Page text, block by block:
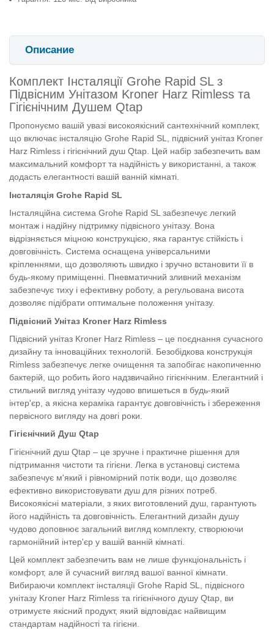
Описание
Комплект Інсталяції Grohe Rapid SL з
Підвісним Унітазом Kroner Harz Rimless та
Гігієнічним Душем Qtap
Пропонуємо вашій увазі високоякісний сантехнічний комплект,
що включає інсталяцію Grohe Rapid SL, підвісний унітаз Kroner
Harz Rimless і гігієнічний душ Qtap. Цей набір забезпечить вам
максимальний комфорт та надійність у використанні, а також
додасть елегантності вашій ванній кімнаті.
Інсталяція Grohe Rapid SL
Інсталяційна система Grohe Rapid SL забезпечує легкий
монтаж і надійну підтримку підвісного унітазу. Вона
відрізняється міцною конструкцією, яка гарантує стійкість і
довговічність. Система оснащена універсальними
кріпленнями, що дозволяють швидко і зручно встановити її в
будь-якому приміщенні. Пневматичний зливний механізм
забезпечує тиху і ефективну роботу, а регульована висота
дозволяє підібрати оптимальне положення унітазу.
Підвісний Унітаз Kroner Harz Rimless
Підвісний унітаз Kroner Harz Rimless – це поєднання сучасного
дизайну та інноваційних технологій. Безобідкова конструкція
Rimless забезпечує легке очищення та запобігає накопиченню
бактерій, що робить його надзвичайно гігієнічним. Елегантний і
стильний вигляд унітазу чудово впишеться в будь-який
інтер'єр, а якісна кераміка гарантує довговічність і збереження
первісного вигляду на довгі роки.
Гігієнічний Душ Qtap
Гігієнічний душ Qtap – це зручне і практичне рішення для
підтримання чистоти та гігієни. Легка в установці система
забезпечує м'який і рівномірний потік води, що дозволяє
ефективно використовувати душ для різних потреб.
Високоякісні матеріали, з яких виготовлений душ, гарантують
його надійність та довговічність. Елегантний дизайн душу
чудово доповнює загальний вигляд комплекту, створюючи
гармонійний інтер'єр у вашій ванній кімнаті.
Цей комплект забезпечить вам не лише функціональність і
комфорт, але й сучасний вигляд вашої ванної кімнати.
Вибираючи комплект інсталяції Grohe Rapid SL, підвісного
унітазу Kroner Harz Rimless та гігієнічного душу Qtap, ви
отримуєте якісний продукт, який відповідає найвищим
стандартам надійності та гігієни.